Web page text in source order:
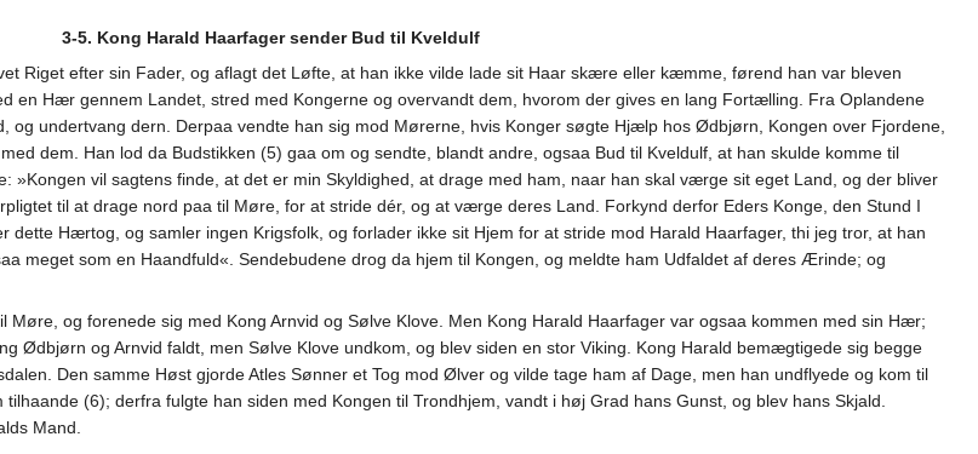
3-5. Kong Harald Haarfager sender Bud til Kveldulf
Riget efter sin Fader, og aflagt det Løfte, at han ikke vilde lade sit Haar skære eller kæmme, førend han var bleven
en Hær gennem Landet, stred med Kongerne og overvandt dem, hvorom der gives en lang Fortælling. Fra Oplandene
og undertvang dern. Derpaa vendte han sig mod Mørerne, hvis Konger søgte Hjælp hos Ødbjørn, Kongen over Fjordene,
dem. Han lod da Budstikken (5) gaa om og sendte, blandt andre, ogsaa Bud til Kveldulf, at han skulde komme til
»Kongen vil sagtens finde, at det er min Skyldighed, at drage med ham, naar han skal værge sit eget Land, og der bliver
til at drage nord paa til Møre, for at stride dér, og at værge deres Land. Forkynd derfor Eders Konge, den Stund I
Hærtog, og samler ingen Krigsfolk, og forlader ikke sit Hjem for at stride mod Harald Haarfager, thi jeg tror, at han
meget som en Haandfuld«. Sendebudene drog da hjem til Kongen, og meldte ham Udfaldet af deres Ærinde; og
og forenede sig med Kong Arnvid og Sølve Klove. Men Kong Harald Haarfager var ogsaa kommen med sin Hær;
Ødbjørn og Arnvid faldt, men Sølve Klove undkom, og blev siden en stor Viking. Kong Harald bemægtigede sig begge
Den samme Høst gjorde Atles Sønner et Tog mod Ølver og vilde tage ham af Dage, men han undflyede og kom til
(6); derfra fulgte han siden med Kongen til Trondhjem, vandt i høj Grad hans Gunst, og blev hans Skjald.
Mand.